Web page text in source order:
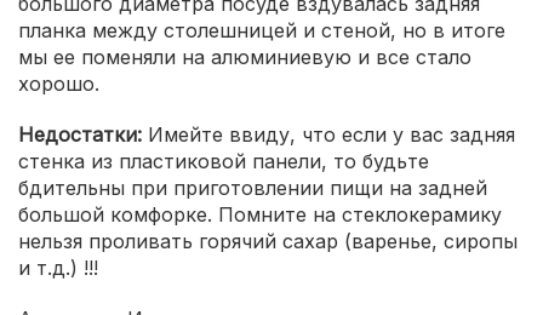
планка между столешницей и стеной, но в итоге
мы ее поменяли на алюминиевую и все стало
хорошо.
Недостатки: Имейте ввиду, что если у вас задняя
стенка из пластиковой панели, то будьте
бдительны при приготовлении пищи на задней
большой комфорке. Помните на стеклокерамику
нельзя проливать горячий сахар (варенье, сиропы
и т.д.) !!!